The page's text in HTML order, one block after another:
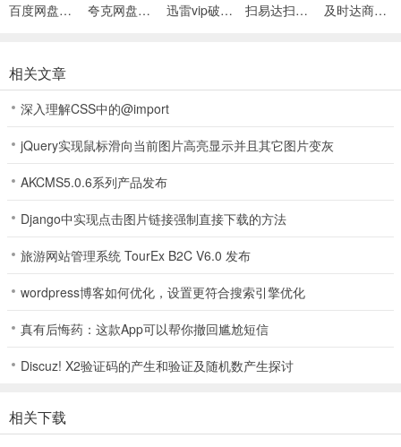
技巧一：不跟注
最大，那就一定会赢)，如果仔细观察，你就会发现一个非常有用的功
能—“走势图”，千万不要怀疑小嘉的话，因为小编我玩这个游戏就靠
这个功能赢了不少金币。虽然这个功能不能准确的让我们知道下一把
的输赢(那肯定不能让你知道啊)，但是可以通过观察走势图的情况找
就可以赢。毕竟游戏有输有赢。这时候，我们就必须把握好时机，根
么呢?意思就是：如果庄家在游戏中如果出现了一次全输的情况(即庄
家的牌最小)，那么下一次庄家全赢的几率基本上可以达到80%。
这个游戏的时候，只要不被金钱所**，每一把下注四副闲家的牌型都
押注一样的金币(不多押注，也不少押注)，那么相信我，你有80%的
百度网盘绿色免安装Pc电脑版 夸克网盘官方正式版 迅雷vip破解版永久会员2024版 扫易达扫描仪最新安卓版 及时达商家(同城配送App)
相关文章
深入理解CSS中的@import
jQuery实现鼠标滑向当前图片高亮显示并且其它图片变灰
AKCMS5.0.6系列产品发布
Django中实现点击图片链接强制直接下载的方法
旅游网站管理系统 TourEx B2C V6.0 发布
wordpress博客如何优化，设置更符合搜索引擎优化
真有后悔药：这款App可以帮你撤回尴尬短信
Discuz! X2验证码的产生和验证及随机数产生探讨
相关下载